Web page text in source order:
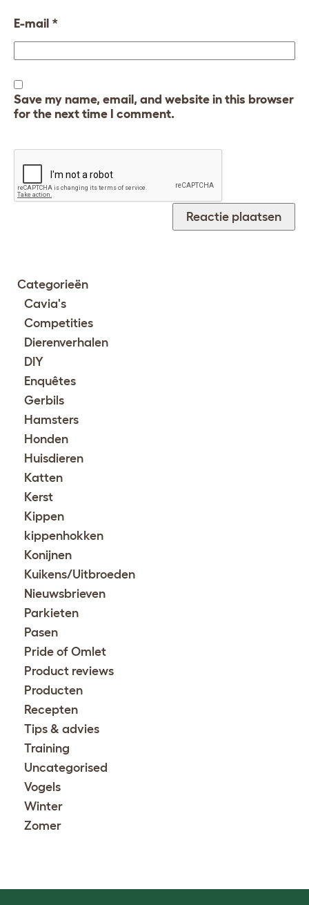
E-mail *
Save my name, email, and website in this browser
for the next time I comment.
Categorieën
Cavia's
Competities
Dierenverhalen
DIY
Enquêtes
Gerbils
Hamsters
Honden
Huisdieren
Katten
Kerst
Kippen
kippenhokken
Konijnen
Kuikens/Uitbroeden
Nieuwsbrieven
Parkieten
Pasen
Pride of Omlet
Product reviews
Producten
Recepten
Tips & advies
Training
Uncategorised
Vogels
Winter
Zomer